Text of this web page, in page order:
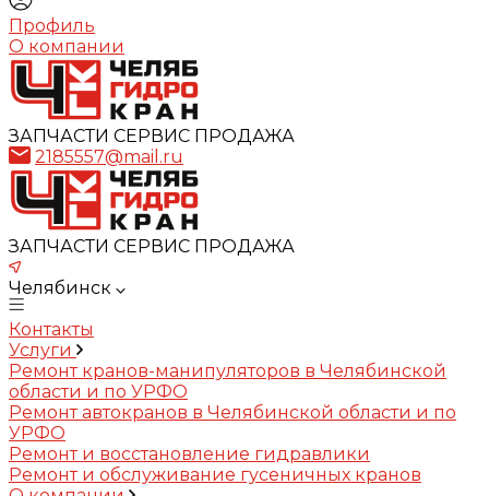
Профиль
О компании
ЗАПЧАСТИ СЕРВИС ПРОДАЖА
2185557@mail.ru
ЗАПЧАСТИ СЕРВИС ПРОДАЖА
Челябинск
Контакты
Услуги
Ремонт кранов-манипуляторов в Челябинской
области и по УРФО
Ремонт автокранов в Челябинской области и по
УРФО
Ремонт и восстановление гидравлики
Ремонт и обслуживание гусеничных кранов